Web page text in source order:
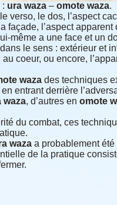
: ura waza– omote waza.
verso, le dos, l’aspect
façade, l’aspect apparent
même a une face et un
le sens : extérieur et
coeur, ou encore,
wazades techniques
entrant derrière
waza, d’autres en omote
du combat, ces
wazaa probablement été
de la pratique